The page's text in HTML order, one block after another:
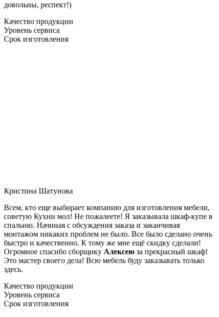
довольны, респект!)
Качество продукции
Уровень сервиса
Срок изготовления
Кристина Шатунова
Всем, кто еще выбирает компанию для изготовления мебели,
советую Кухни мол! Не пожалеете! Я заказывала шкаф-купе в
спальню. Начиная с обсуждения заказа и заканчивая
монтажом никаких проблем не было. Все было сделано очень
быстро и качественно. К тому же мне ещё скидку сделали!
Огромное спасибо сборщику Алексею за прекрасный шкаф!
Это мастер своего дела! Всю мебель буду заказывать только
здесь.
Качество продукции
Уровень сервиса
Срок изготовления